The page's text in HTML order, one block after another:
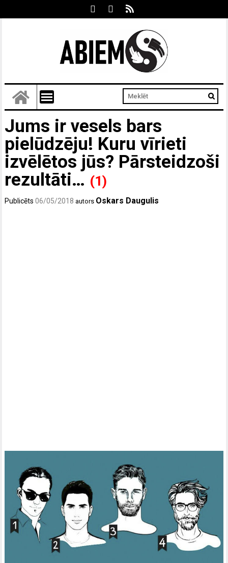
Jums ir vesels bars
pielūdzēju! Kuru vīrieti
izvēlētos jūs? Pārsteidzoši
rezultāti… (1)
Publicēts06/05/2018 autors Oskars Daugulis